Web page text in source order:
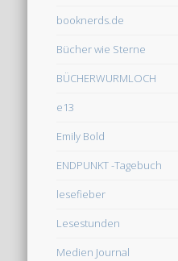
booknerds.de
Bücher wie Sterne
BÜCHERWURMLOCH
e13
Emily Bold
ENDPUNKT -Tagebuch
lesefieber
Lesestunden
Medien Journal